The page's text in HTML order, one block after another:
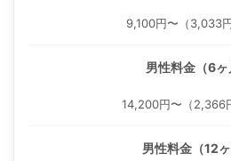
9,100円〜（3,033
男性料金（6ヶ
14,200円〜（2,366
男性料金（12ヶ